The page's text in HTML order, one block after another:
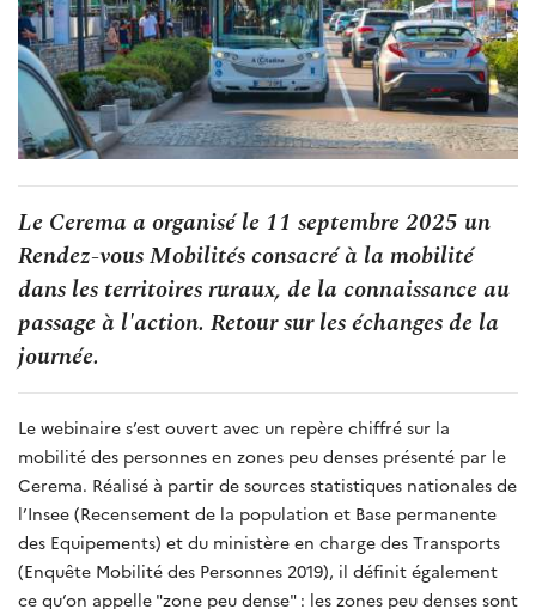
Le Cerema a organisé le 11 septembre 2025 un
Rendez-vous Mobilités consacré à la mobilité
dans les territoires ruraux, de la connaissance au
passage à l'action. Retour sur les échanges de la
journée.
Le webinaire s’est ouvert avec un repère chiffré sur la
mobilité des personnes en zones peu denses présenté par le
Cerema. Réalisé à partir de sources statistiques nationales de
l’Insee (Recensement de la population et Base permanente
des Equipements) et du ministère en charge des Transports
(Enquête Mobilité des Personnes 2019), il définit également
ce qu’on appelle "zone peu dense" : les zones peu denses sont